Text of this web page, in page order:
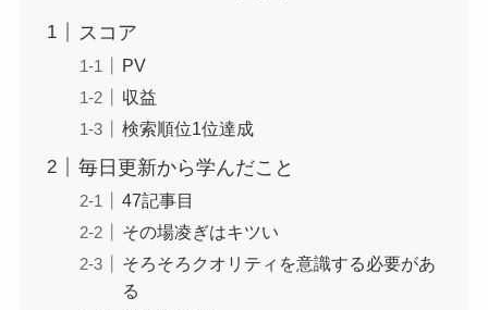
スコア
PV
収益
検索順位1位達成
毎日更新から学んだこと
47記事目
その場凌ぎはキツい
そろそろクオリティを意識する必要があ
る